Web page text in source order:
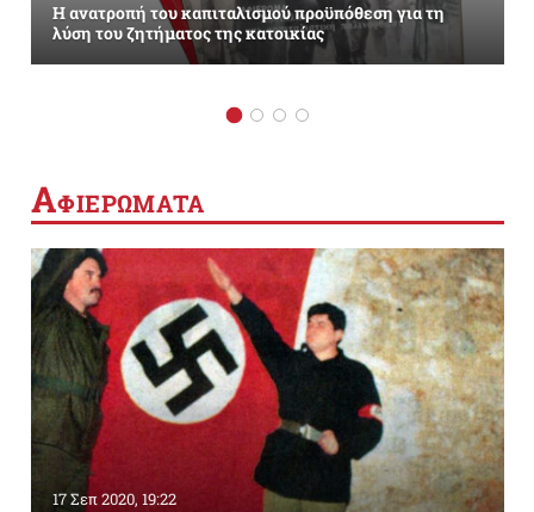
Η ανατροπή του καπιταλισμού προϋπόθεση για τη
λύση του ζητήματος της κατοικίας
ΑΦΙΕΡΩΜΑΤΑ
17 Σεπ 2020, 19:22